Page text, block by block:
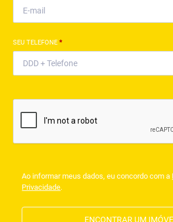
SEU TELEFONE*
Ao informar meus dados, eu concordo com a
Privacidade.
ENCONTRAR UM